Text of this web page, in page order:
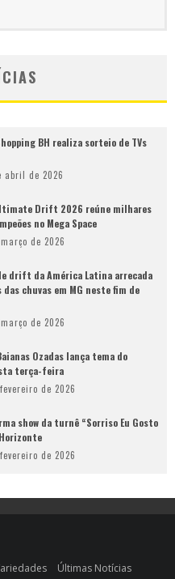
BH realiza sorteio de TVs
abril de 2026
Drift 2026 reúne milhares
no Mega Space
de 2026
drift da América Latina arrecada
chuvas em MG neste fim de
de 2026
Ozadas lança tema do
terça-feira
de 2026
show da turnê “Sorriso Eu Gosto
de 2026
Últimas Notícias